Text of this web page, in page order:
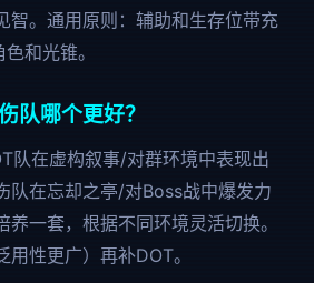
智。通用原则：辅助和生存位带充
和光锥。
队哪个更好？
队在虚构叙事/对群环境中表现出
队在忘却之亭/对Boss战中爆发力
养一套，根据不同环境灵活切换。
性更广）再补DOT。